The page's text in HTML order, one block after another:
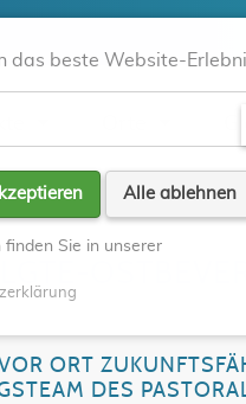
ORT
DES
das beste Website-
Alle ablehnen
Sie in unserer